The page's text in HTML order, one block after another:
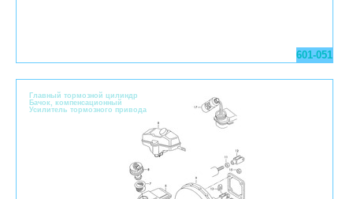
601-051
Главный тормозной цилиндр
Бачок, компенсационный
Усилитель тормозного привода